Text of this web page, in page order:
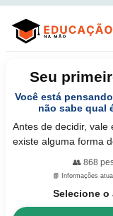
Seu
Você está
não sabe qual
Antes de decidir,
existe alguma forma
👥 868
📘 Informações
Selecione o